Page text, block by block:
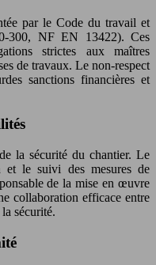
par le Code du travail et
300, NF EN 13422). Ces
strictes aux maîtres
de travaux. Le non-respect
sanctions financières et
la sécurité du chantier. Le
et le suivi des mesures de
de la mise en œuvre
collaboration efficace entre
sécurité.